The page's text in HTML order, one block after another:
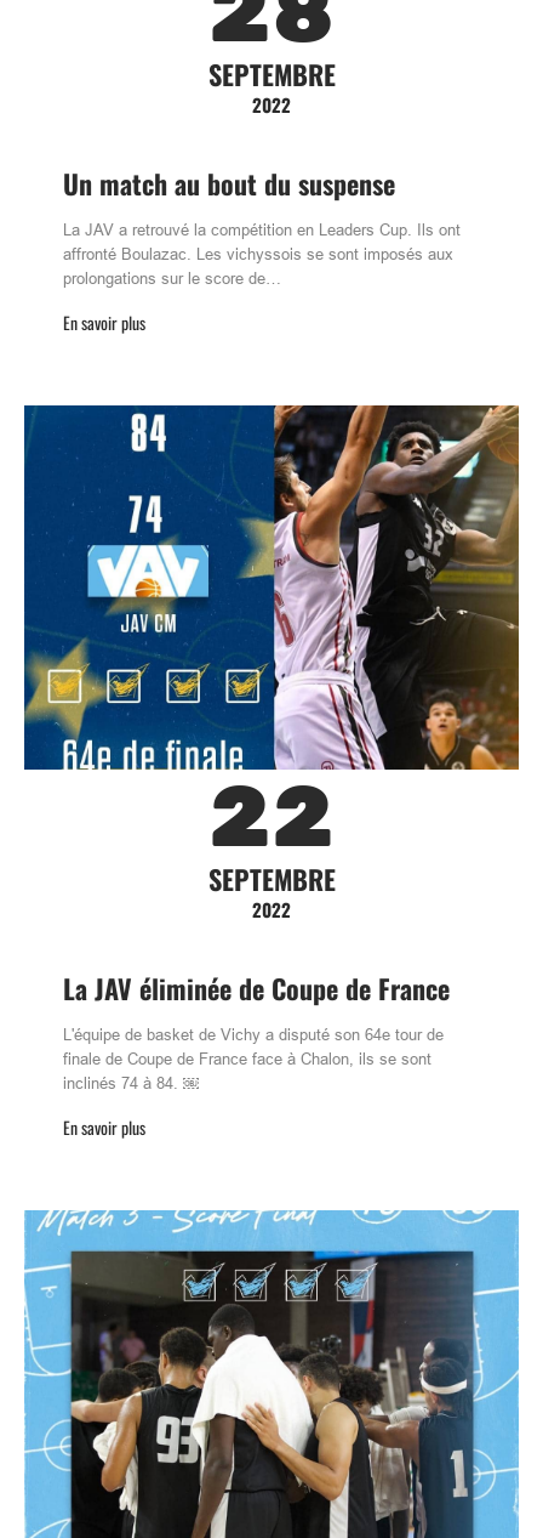
SEPTEMBRE
2022
Un match au bout du suspense
La JAV a retrouvé la compétition en Leaders Cup. Ils ont
affronté Boulazac. Les vichyssois se sont imposés aux
prolongations sur le score de…
En savoir plus
22
SEPTEMBRE
2022
La JAV éliminée de Coupe de France
L'équipe de basket de Vichy a disputé son 64e tour de
finale de Coupe de France face à Chalon, ils se sont
inclinés 74 à 84. ￼
En savoir plus